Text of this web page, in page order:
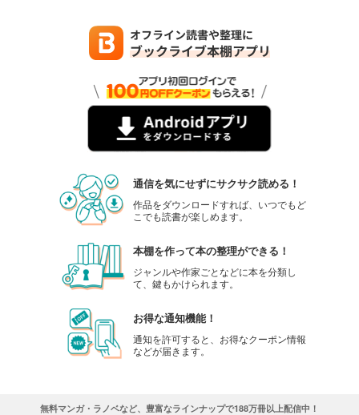
通信を気にせずにサクサク読める！
作品をダウンロードすれば、いつでもど
こでも読書が楽しめます。
本棚を作って本の整理ができる！
ジャンルや作家ごとなどに本を分類し
て、鍵もかけられます。
お得な通知機能！
通知を許可すると、お得なクーポン情報
などが届きます。
無料マンガ・ラノベなど、豊富なラインナップで188万冊以上配信中！